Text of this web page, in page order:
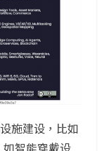
施建设，比如
智能穿戴设